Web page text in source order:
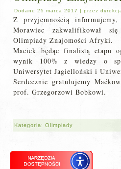
Dodane 25 marca 2017 |przez
Z przyjemnością
Morawiec zakwalifikował
Olimpiady Znajomości Afryki.
Maciek będąc finalistą etapu
wynik 100% z wiedzy o
Uniwersytet Jagielloński i
Serdecznie gratulujemy
prof. Grzegorzowi Bobkowi.
Kategoria:Olimpiady